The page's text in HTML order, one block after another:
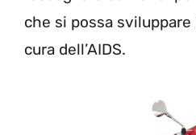
che si possa sviluppare
cura dell’AIDS.